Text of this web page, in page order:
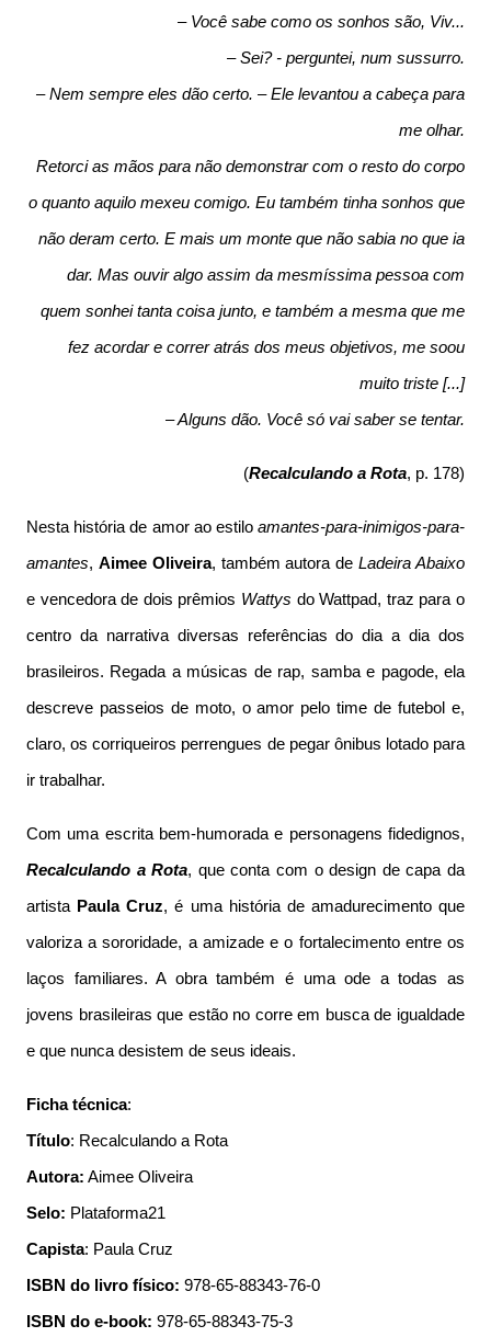
– Você sabe como os sonhos são, Viv...
– Sei? - perguntei, num sussurro.
– Nem sempre eles dão certo. – Ele levantou a cabeça para
me olhar.
Retorci as mãos para não demonstrar com o resto do corpo
o quanto aquilo mexeu comigo. Eu também tinha sonhos que
não deram certo. E mais um monte que não sabia no que ia
dar. Mas ouvir algo assim da mesmíssima pessoa com
quem sonhei tanta coisa junto, e também a mesma que me
fez acordar e correr atrás dos meus objetivos, me soou
muito triste [...]
– Alguns dão. Você só vai saber se tentar.
(Recalculando a Rota, p. 178)
Nesta história de amor ao estilo amantes-para-inimigos-para-
amantes, Aimee Oliveira, também autora deLadeira Abaixo
e vencedora de dois prêmios Wattys do Wattpad, traz para o
centro da narrativa diversas referências do dia a dia dos
brasileiros. Regada a músicas de rap, samba e pagode, ela
descreve passeios de moto, o amor pelo time de futebol e,
claro, os corriqueiros perrengues de pegar ônibus lotado para
ir trabalhar.
Com uma escrita bem-humorada e personagens fidedignos,
Recalculando a Rota, que conta com o design de capa da
artista Paula Cruz, é uma história de amadurecimento que
valoriza a sororidade, a amizade e o fortalecimento entre os
laços familiares. A obra também é uma ode a todas as
jovens brasileiras que estão no corre em busca de igualdade
e que nunca desistem de seus ideais.
Ficha técnica:
Título: Recalculando a Rota
Autora: Aimee Oliveira
Selo: Plataforma21
Capista: Paula Cruz
ISBN do livro físico: 978-65-88343-76-0
ISBN do e-book: 978-65-88343-75-3